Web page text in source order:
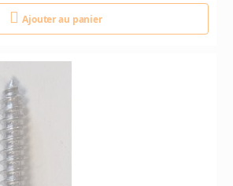
Ajouter au panier